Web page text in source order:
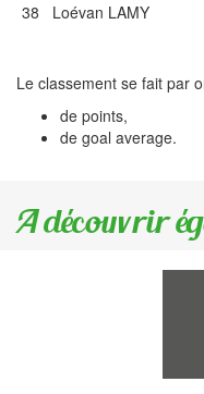
38
Loévan LAMY
Le classement se fait par
de points,
de goal average.
A découvrir